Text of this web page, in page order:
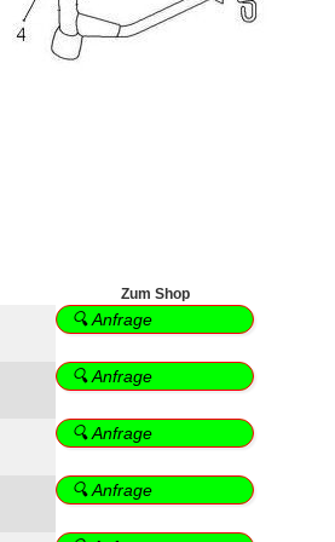
Zum Shop
🔍 Anfrage
🔍 Anfrage
🔍 Anfrage
🔍 Anfrage